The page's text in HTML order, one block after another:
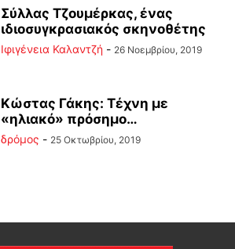
Σύλλας Τζουμέρκας, ένας
ιδιοσυγκρασιακός σκηνοθέτης
Ιφιγένεια Καλαντζή - 26 Νοεμβρίου, 2019
Κώστας Γάκης: Τέχνη με
«ηλιακό» πρόσημο…
δρόμος - 25 Οκτωβρίου, 2019